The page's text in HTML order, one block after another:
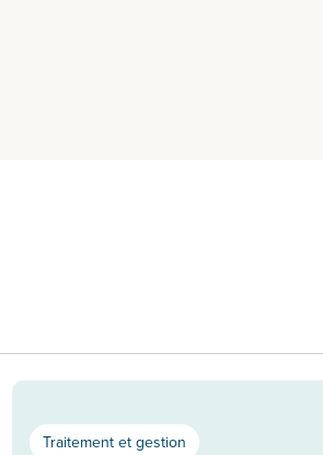
Traitement et gestion